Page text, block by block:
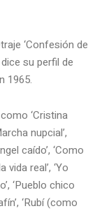
‘Confesión de
su perfil de
1965.
‘Cristina
nupcial’,
caído’, ‘Como
real’, ‘Yo
‘Pueblo chico
‘Rubí (como